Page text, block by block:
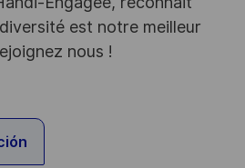
est notre meilleur
nous !